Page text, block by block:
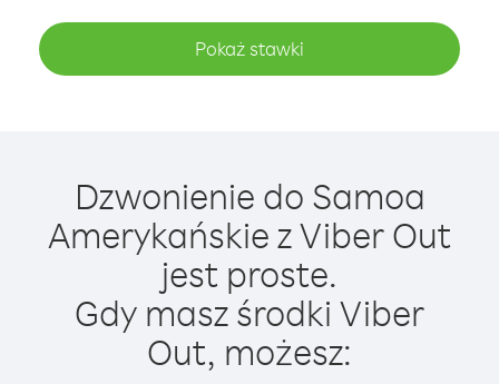
Pokaż stawki
Dzwonienie do Samoa
Amerykańskie z Viber Out
jest proste.
Gdy masz środki Viber
Out, możesz: